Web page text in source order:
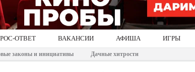
ОТВЕТ ВАКАНСИИ АФИША ИГРЫ
законы и инициативы Дачные хитрости